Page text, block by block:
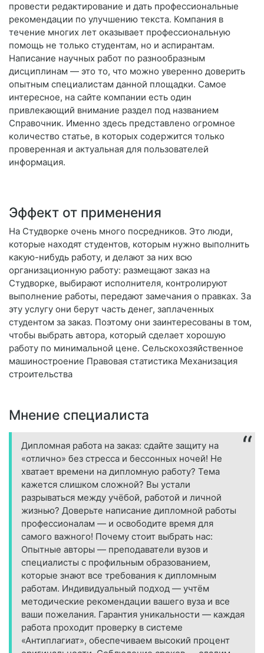
провести редактирование и дать профессиональные
рекомендации по улучшению текста. Компания в
течение многих лет оказывает профессиональную
помощь не только студентам, но и аспирантам.
Написание научных работ по разнообразным
дисциплинам — это то, что можно уверенно доверить
опытным специалистам данной площадки. Самое
интересное, на сайте компании есть один
привлекающий внимание раздел под названием
Справочник. Именно здесь представлено огромное
количество статье, в которых содержится только
проверенная и актуальная для пользователей
информация.
Эффект от применения
На Студворке очень много посредников. Это люди,
которые находят студентов, которым нужно выполнить
какую-нибудь работу, и делают за них всю
организационную работу: размещают заказ на
Студворке, выбирают исполнителя, контролируют
выполнение работы, передают замечания о правках. За
эту услугу они берут часть денег, заплаченных
студентом за заказ. Поэтому они заинтересованы в том,
чтобы выбрать автора, который сделает хорошую
работу по минимальной цене. Сельскохозяйственное
машиностроение Правовая статистика Механизация
строительства
Мнение специалиста
Дипломная работа на заказ: сдайте защиту на
«отлично» без стресса и бессонных ночей! Не
хватает времени на дипломную работу? Тема
кажется слишком сложной? Вы устали
разрываться между учёбой, работой и личной
жизнью? Доверьте написание дипломной работы
профессионалам — и освободите время для
самого важного! Почему стоит выбрать нас:
Опытные авторы — преподаватели вузов и
специалисты с профильным образованием,
которые знают все требования к дипломным
работам. Индивидуальный подход — учтём
методические рекомендации вашего вуза и все
ваши пожелания. Гарантия уникальности — каждая
работа проходит проверку в системе
«Антиплагиат», обеспечиваем высокий процент